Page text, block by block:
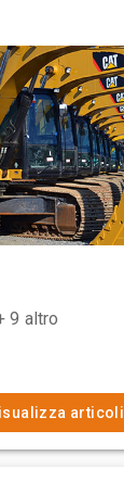
9 altro
articoli